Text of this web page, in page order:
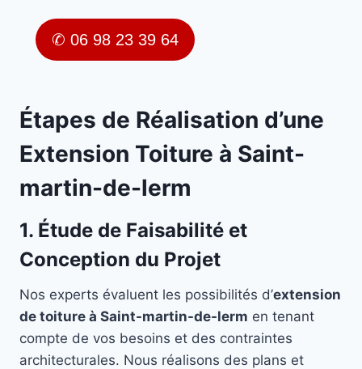
✆ 06 98 23 39 64
Étapes de Réalisation d’une
Extension Toiture à Saint-
martin-de-lerm
1. Étude de Faisabilité et
Conception du Projet
Nos experts évaluent les possibilités d’extension
de toiture à Saint-martin-de-lerm en tenant
compte de vos besoins et des contraintes
architecturales. Nous réalisons des plans et